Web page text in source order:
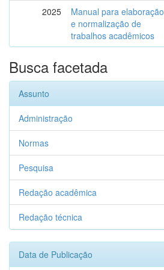
2025
Manual para elaboração
e normalização de
trabalhos acadêmicos
Busca facetada
Assunto
Administração
Normas
Pesquisa
Redação acadêmica
Redação técnica
Data de Publicação